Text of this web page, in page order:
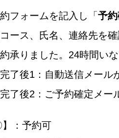
フォームを記入し「 予
ース、氏名、連絡先を確
承りました。24時間い
了後1：自動送信メール
了後2：ご予約確定メー
】：予約可